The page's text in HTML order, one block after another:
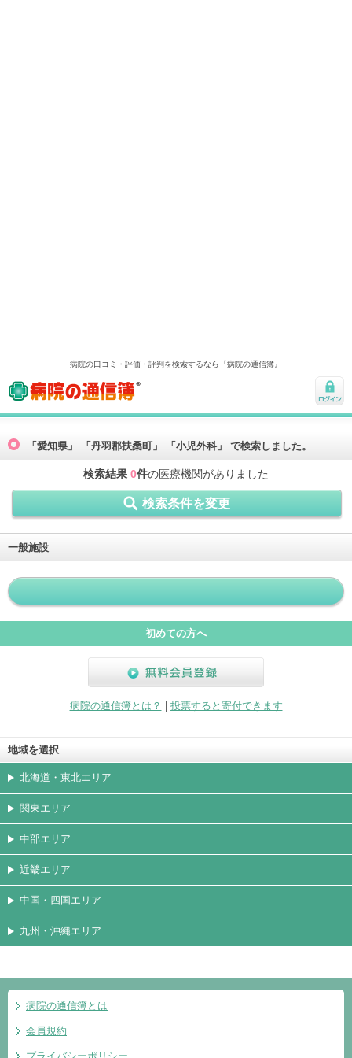
病院の口コミ・評価・評判を検索するなら『病院の通信簿』
病院の通信簿
ログ
「愛知県」 「丹羽郡扶桑町」 「小児外科」 で検索しました。
検索結果 0件の医療機関がありました
検索条件を変更
一般施設
初めての方へ
病院の通信簿とは？
投票すると寄付できます
地域を選択
北海道・東北エリア
関東エリア
中部エリア
近畿エリア
中国・四国エリア
九州・沖縄エリア
病院の通信簿とは
会員規約